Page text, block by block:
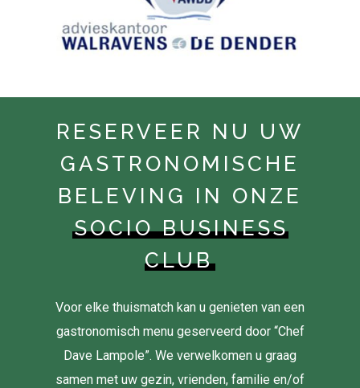
RESERVEER NU UW
GASTRONOMISCHE
BELEVING IN ONZE
SOCIO BUSINESS
CLUB
Voor elke thuismatch kan u genieten van een
gastronomisch menu geserveerd door “Chef
Dave Lampole”. We verwelkomen u graag
samen met uw gezin, vrienden, familie en/of